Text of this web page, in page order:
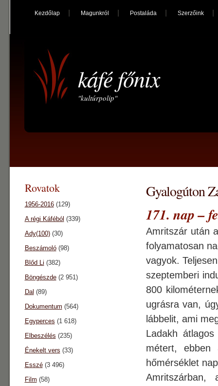
Kezdőlap Magunkról Postaláda Szerzőink
káfé főnix
"kultúrpolip"
Gyalogúton
171. nap –
Amritszár után
folyamatosan
vagyok.
szeptemberi
800
ugrásra van,
lábbelit, ami
Ladakh
métert,
hőmérséklet
Rovatok
1956-2016(129)
A régi Káféból (339)
Ady(100)(30)
Beszámoló(98)
Blőd Li (382)
Böngészde(2 951)
Dal (89)
Dokumentum (564)
Egyperces (1 618)
Elbeszélés (235)
Énekelt vers (33)
Esszé(3 496)
Film (58)